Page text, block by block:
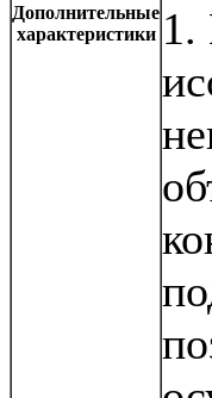
Дополнительные
характеристики 1.